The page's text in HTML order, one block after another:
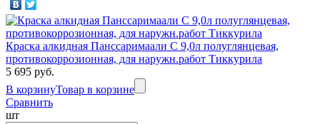
Краска алкидная Панссаримаали С 9,0л полуглянцевая,
противокоррозионная, для наружн.работ Тиккурила
5 695 руб.
В корзинуТовар в корзине
Сравнить
шт